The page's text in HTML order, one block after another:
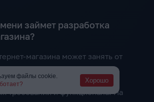
займет разработка
магазина может занять от
до нескольких месяцев, в
сложности проекта,
требований и функционала. На
файлы cookie.
Хорошо